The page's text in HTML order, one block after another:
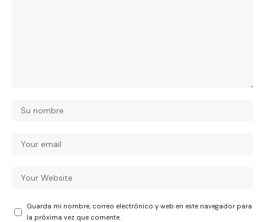
Guarda mi nombre, correo electrónico y web en este navegador para
la próxima vez que comente.